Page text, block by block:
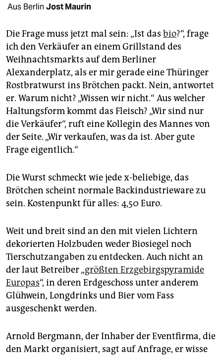
shop
fragen & hilfe
unterstützen
abo
genossenschaft
epaper login
Aus Berlin Jost Maurin
Die Frage muss jetzt mal sein: „Ist das bio?“, frage
ich den Verkäufer an einem Grillstand des
Weihnachtsmarkts auf dem Berliner
Alexanderplatz, als er mir gerade eine Thüringer
Rostbratwurst ins Brötchen packt. Nein, antwortet
er. Warum nicht? „Wissen wir nicht.“ Aus welcher
Haltungsform kommt das Fleisch? „Wir sind nur
die Verkäufer“, ruft eine Kollegin des Mannes von
der Seite. „Wir verkaufen, was da ist. Aber gute
Frage eigentlich.“
Die Wurst schmeckt wie jede x-beliebige, das
Brötchen scheint normale Backindustrieware zu
sein. Kostenpunkt für alles: 4,50 Euro.
Weit und breit sind an den mit vielen Lichtern
dekorierten Holzbuden weder Biosiegel noch
Tierschutzangaben zu entdecken. Auch nicht an
der laut Betreiber „größten Erzgebirgspyramide
Europas“, in deren Erdgeschoss unter anderem
Glühwein, Longdrinks und Bier vom Fass
ausgeschenkt werden.
Arnold Bergmann, der Inhaber der Eventfirma, die
den Markt organisiert, sagt auf Anfrage, er wisse